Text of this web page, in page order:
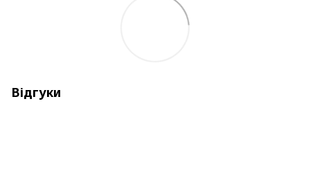
Відгуки